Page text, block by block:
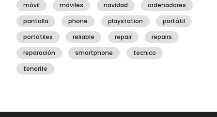
móvil
móviles navidad
ordenadores
pantalla
phone playstation
portátil
portátiles
reliable repair
repairs
reparación
smartphone
tecnico
tenerife